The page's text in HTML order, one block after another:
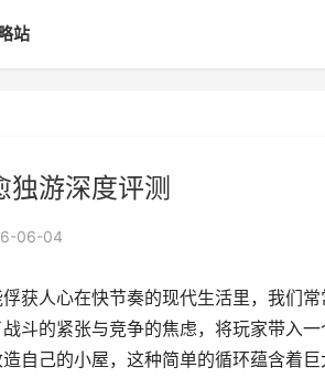
站
游深度评测
06-04
获人心在快节奏的现代生活里，我们
斗的紧张与竞争的焦虑，将玩家带入
自己的小屋，这种简单的循环蕴含着